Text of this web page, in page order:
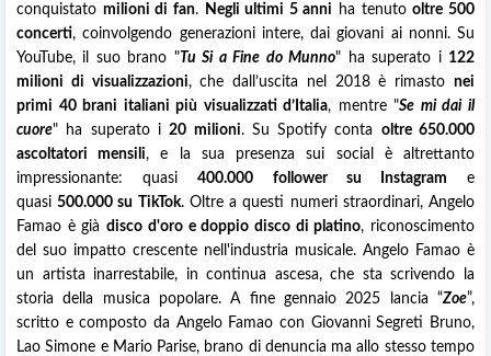
conquistato milioni di fan. Negli ultimi 5 anni ha tenutooltre 500
concerti, coinvolgendo generazioni intere, dai giovani ai nonni. Su
YouTube, il suo brano "Tu Si a Fine do Munno" ha superato i 122
milioni di visualizzazioni, che dall’uscita nel 2018 è rimastonei
primi 40 brani italiani più visualizzati d’Italia, mentre "Se mi dai il
cuore" ha superato i20 milioni. Su Spotify conta oltre 650.000
ascoltatori mensili, e la sua presenza sui social è altrettanto
impressionante: quasi400.000 follower su Instagram e
quasi500.000 su TikTok. Oltre a questi numeri straordinari, Angelo
Famao è giàdisco d'oro e doppio disco di platino, riconoscimento
del suo impatto crescente nell'industria musicale. Angelo Famao è
un artista inarrestabile, in continua ascesa, che sta scrivendo la
storia della musica popolare. A fine gennaio 2025 lancia “Zoe”,
scritto e composto da Angelo Famao con Giovanni Segreti Bruno,
Lao Simone e Mario Parise, brano di denuncia ma allo stesso tempo